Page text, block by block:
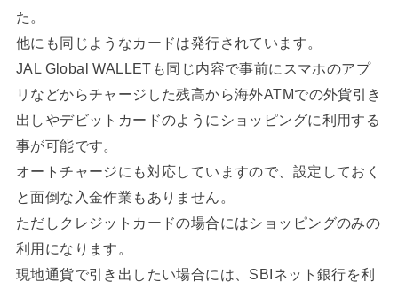
た。
他にも同じようなカードは発行されています。
JAL Global WALLETも同じ内容で事前にスマホのアプ
リなどからチャージした残高から海外ATMでの外貨引き
出しやデビットカードのようにショッピングに利用する
事が可能です。
オートチャージにも対応していますので、設定しておく
と面倒な入金作業もありません。
ただしクレジットカードの場合にはショッピングのみの
利用になります。
現地通貨で引き出したい場合には、SBIネット銀行を利